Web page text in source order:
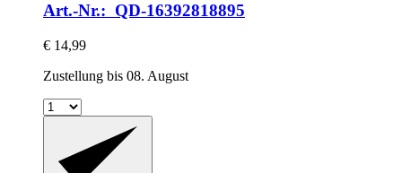
Art.-Nr.: QD-16392818895
€ 14,99
Zustellung bis 08. August